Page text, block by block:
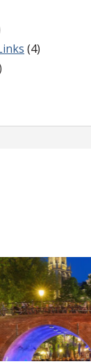
(4)